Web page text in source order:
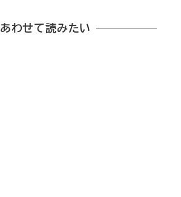
あわせて読みたい